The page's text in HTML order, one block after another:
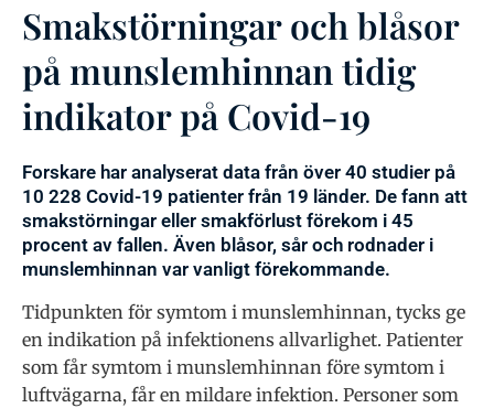
Smakstörningar och blåsor
på munslemhinnan tidig
indikator på Covid-19
Forskare har analyserat data från över 40 studier på
10 228 Covid-19 patienter från 19 länder. De fann att
smakstörningar eller smakförlust förekom i 45
procent av fallen. Även blåsor, sår och rodnader i
munslemhinnan var vanligt förekommande.
Tidpunkten för symtom i munslemhinnan, tycks ge
en indikation på infektionens allvarlighet. Patienter
som får symtom i munslemhinnan före symtom i
luftvägarna, får en mildare infektion. Personer som